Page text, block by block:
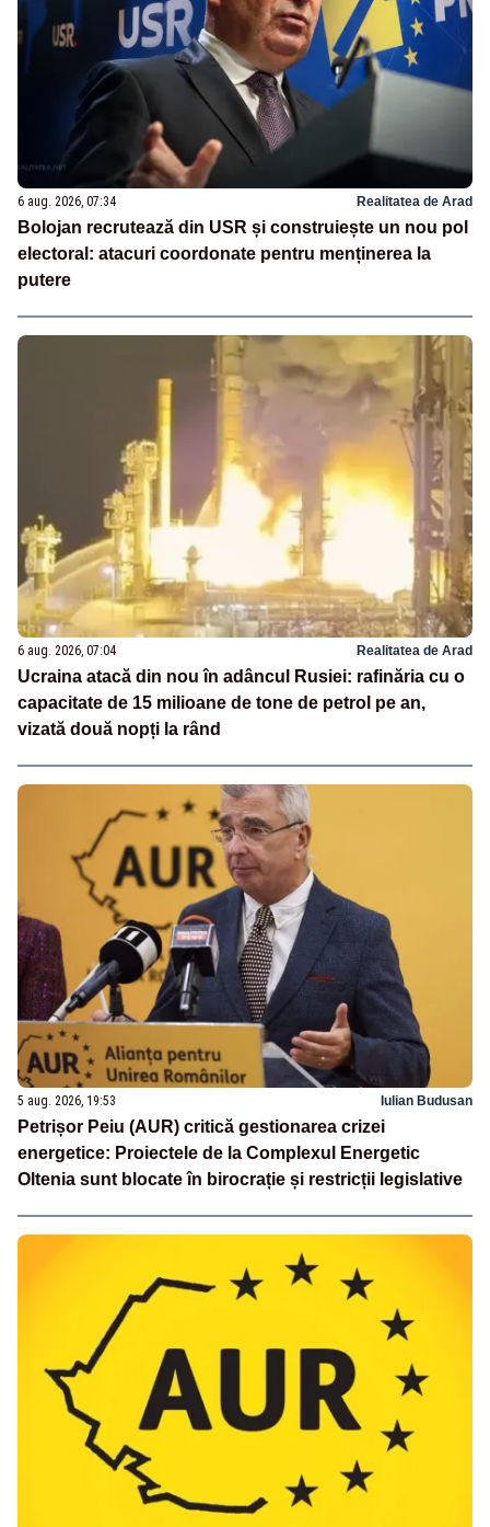
6 aug. 2026, 07:34 Realitatea de Arad
Bolojan recrutează din USR și construiește un nou pol
electoral: atacuri coordonate pentru menținerea la
putere
6 aug. 2026, 07:04 Realitatea de Arad
Ucraina atacă din nou în adâncul Rusiei: rafinăria cu o
capacitate de 15 milioane de tone de petrol pe an,
vizată două nopți la rând
5 aug. 2026, 19:53 Iulian Budusan
Petrișor Peiu (AUR) critică gestionarea crizei
energetice: Proiectele de la Complexul Energetic
Oltenia sunt blocate în birocrație și restricții legislative